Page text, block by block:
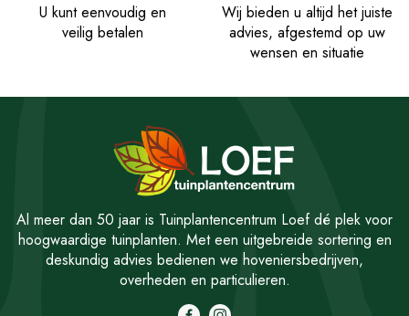
U kunt eenvoudig en
veilig betalen
Wij bieden u altijd het juiste
advies, afgestemd op uw
wensen en situatie
Al meer dan 50 jaar is Tuinplantencentrum Loef dé plek voor
hoogwaardige tuinplanten. Met een uitgebreide sortering en
deskundig advies bedienen we hoveniersbedrijven,
overheden en particulieren.